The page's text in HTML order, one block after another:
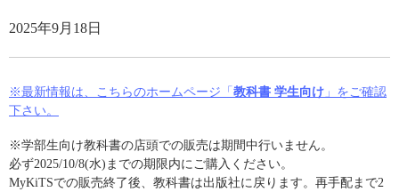
2025年9月18日
※最新情報は、こちらのホームページ「 教科書 学生向け 」をご確認
下さい。
※学部生向け教科書の店頭での販売は期間中行いません。
必ず2025/10/8(水)までの期限内にご購入ください。
MyKiTSでの販売終了後、教科書は出版社に戻ります。再手配まで2